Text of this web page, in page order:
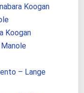
Koogan
Koogan
– Lange